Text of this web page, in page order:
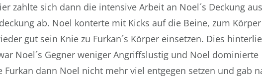
zahlte sich dann die intensive Arbeit an Noel´s Deckung
ab. Noel konterte mit Kicks auf die Beine, zum
gut sein Knie zu Furkan´s Körper einsetzen. Dies
Noel´s Gegner weniger Angriffslustig und Noel dominierte
dann Noel nicht mehr viel entgegen setzen und gab